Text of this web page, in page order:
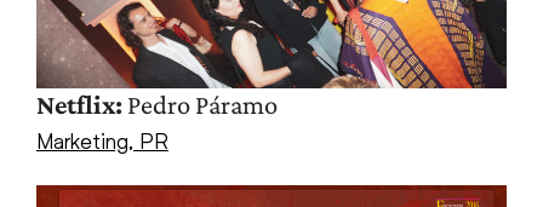
Netflix:Pedro Páramo
Marketing, PR